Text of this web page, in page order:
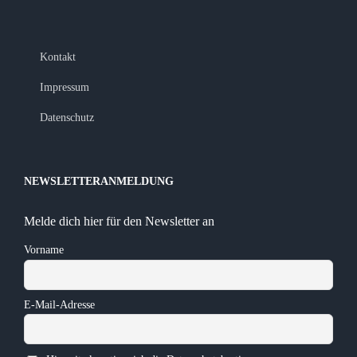
Kontakt
Impressum
Datenschutz
NEWSLETTERANMELDUNG
Melde dich hier für den Newsletter an
Vorname
E-Mail-Adresse